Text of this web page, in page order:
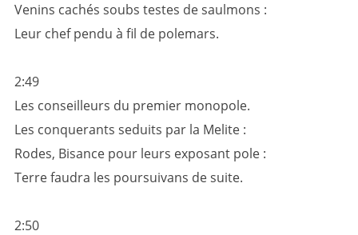
Venins cachés soubs testes de saulmons :
Leur chef pendu à fil de polemars.
2:49
Les conseilleurs du premier monopole.
Les conquerants seduits par la Melite :
Rodes, Bisance pour leurs exposant pole :
Terre faudra les poursuivans de suite.
2:50